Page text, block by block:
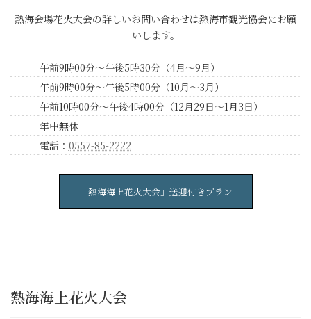
熱海会場花火大会の詳しいお問い合わせは熱海市観光協会にお願
いします。
午前9時00分～午後5時30分（4月～9月）
午前9時00分～午後5時00分（10月～3月）
午前10時00分～午後4時00分（12月29日～1月3日）
年中無休
電話： 0557-85-2222
「熱海海上花火大会」送迎付きプラン
熱海海上花火大会